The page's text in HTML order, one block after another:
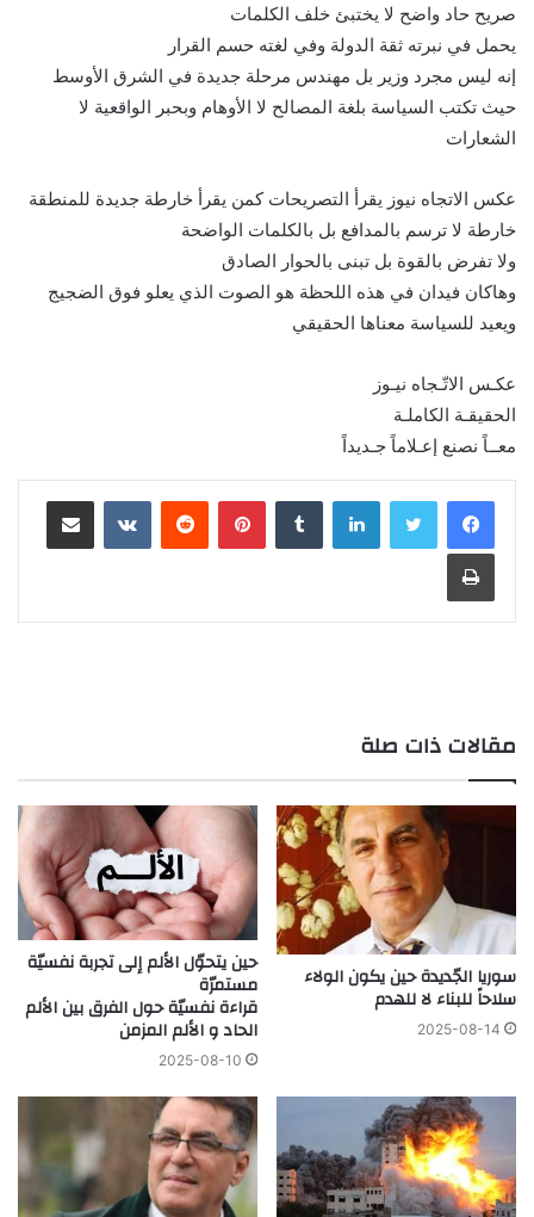
صريح حاد واضح لا يختبئ خلف الكلمات
يحمل في نبرته ثقة الدولة وفي لغته حسم القرار
إنه ليس مجرد وزير بل مهندس مرحلة جديدة في الشرق الأوسط
حيث تكتب السياسة بلغة المصالح لا الأوهام وبحبر الواقعية لا
الشعارات
عكس الاتجاه نيوز يقرأ التصريحات كمن يقرأ خارطة جديدة للمنطقة
خارطة لا ترسم بالمدافع بل بالكلمات الواضحة
ولا تفرض بالقوة بل تبنى بالحوار الصادق
وهاكان فيدان في هذه اللحظة هو الصوت الذي يعلو فوق الضجيج
ويعيد للسياسة معناها الحقيقي
عكـس الاتّـجاه نيـوز
الحقيقـة الكاملـة
معــاً نصنع إعـلاماً جـديداً
لينكدإن بينتيريست مشاركة عبر البريد
طباعة
مقالات ذات صلة
سوريا الجّديدة حين يكون الولاء
سلاحاً للبناء لا للهدم
2025-08-14
حين يتحوّل الألم إلى تجربة نفسيّة
مستمرّة
قراءة نفسيّة حول الفرق بين الألم
الحاد و الألم المزمن
2025-08-10